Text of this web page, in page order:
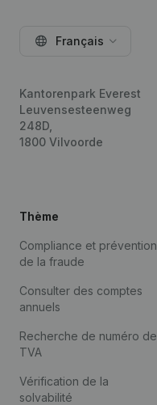
Français
Kantorenpark Everest
Leuvensesteenweg
248D,
1800 Vilvoorde
Thème
Compliance et prévention
de la fraude
Consulter des comptes
annuels
Recherche de numéro de
TVA
Vérification de la
solvabilité